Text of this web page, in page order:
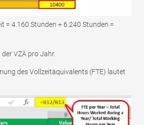
= 4.160 Stunden + 6.240 Stunden =
VZÄ pro Jahr.
des Vollzeitäquivalents (FTE) lautet